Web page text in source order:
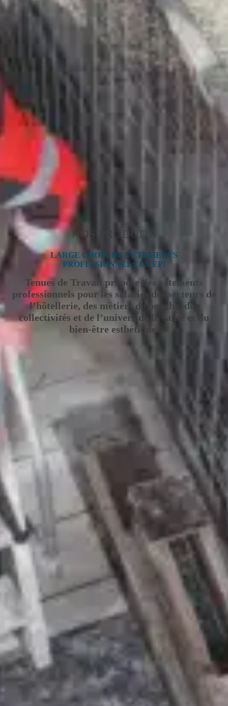
NOS PRODUITS
LARGE CHOIX DE VÊTEMENTS
PROFESSIONNELS ET EPI
Tenues de Travail propose des vêtements
professionnels pour les salariés des secteurs de
l’hôtellerie, des métiers de bouche, des
collectivités et de l’univers de la santé et du
bien-être esthétique.